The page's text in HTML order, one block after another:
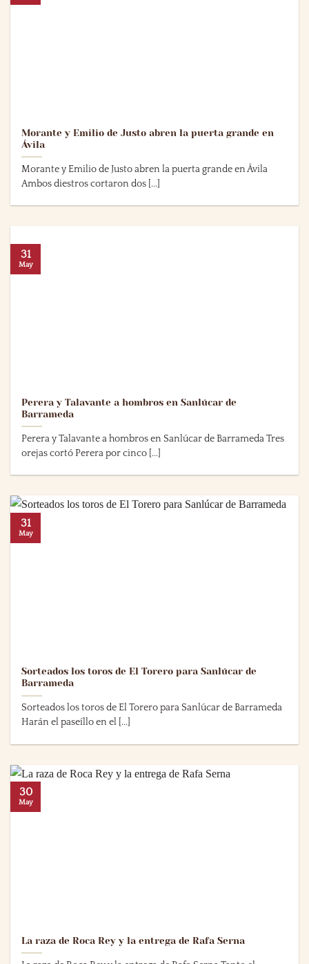
Morante y Emilio de Justo abren la puerta grande en
Ávila
Morante y Emilio de Justo abren la puerta grande en Ávila
Ambos diestros cortaron dos [...]
Perera y Talavante a hombros en Sanlúcar de
Barrameda
Perera y Talavante a hombros en Sanlúcar de Barrameda Tres
orejas cortó Perera por cinco [...]
31
May
Sorteados los toros de El Torero para Sanlúcar de
Barrameda
Sorteados los toros de El Torero para Sanlúcar de Barrameda
Harán el paseíllo en el [...]
31
May
La raza de Roca Rey y la entrega de Rafa Serna
30
May